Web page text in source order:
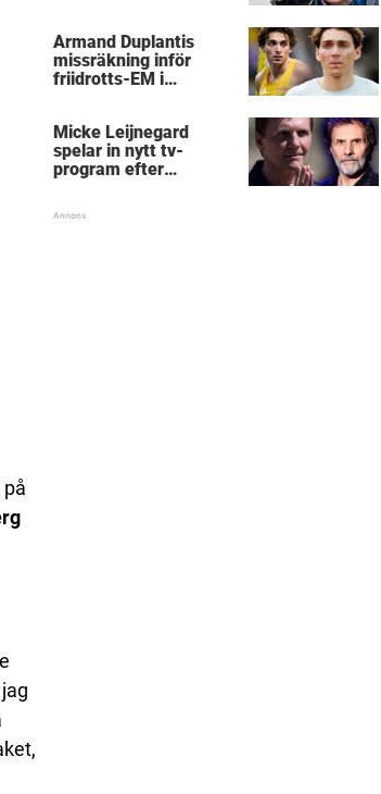
Armand Duplantis
missräkning inför
friidrotts-EM i
Micke Leijnegard
spelar in nytt tv-
program efter